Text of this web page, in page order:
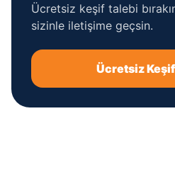
Ücretsiz keşif talebi
sizinle iletişime geçsin.
Ücretsiz